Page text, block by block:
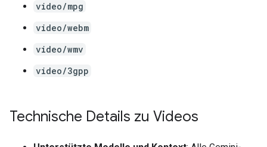
video/mpg
video/webm
video/wmv
video/3gpp
Technische Details zu Videos